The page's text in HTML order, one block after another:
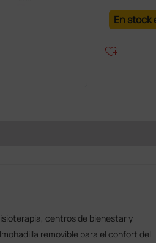
En stock
heart_plus
centros de bienestar y
removible para el confort del